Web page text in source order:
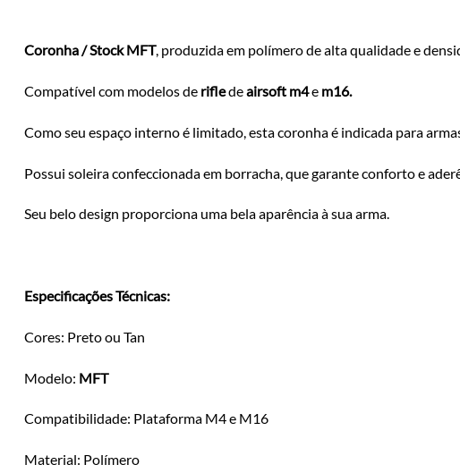
Coronha / Stock MFT, produzida em polímero de alta qualidade e
Compatível com modelos de rifledeairsoft m4e m16.
Como seu espaço interno é limitado, esta coronha é indicada para
Possui soleira confeccionada em borracha, que garante conforto e
Seu belo design proporciona uma bela aparência à sua arma.
Especificações Técnicas:
Cores: Preto ou Tan
Modelo: MFT
Compatibilidade: Plataforma M4 e M16
Material: Polímero